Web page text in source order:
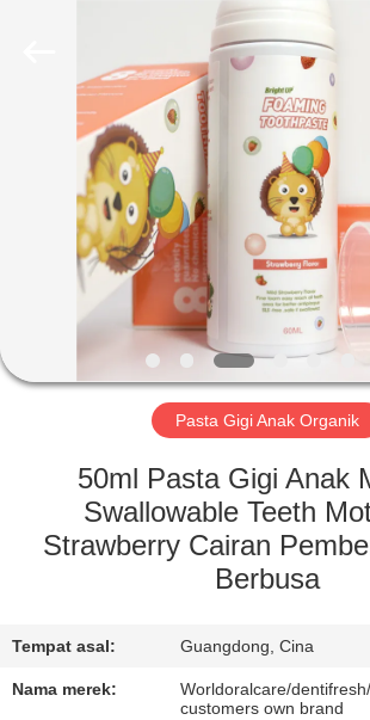
RUMAH
PRODUK
VIDEO
TENTANG
KAMI
PABRIK
HUBUNGI
Pasta Gigi Anak Organik
50ml Pasta Gigi Anak
Swallowable Teeth
Strawberry Cairan
Berbusa
Tempat asal: Guangdong, Cina
Nama merek:
Worldoralcare/
customers own brand